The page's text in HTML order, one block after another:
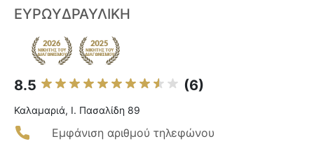
ΕΥΡΩΥΔΡΑΥΛΙΚΗ
8.5 (6)
Καλαμαριά, Ι. Πασαλίδη 89
Εμφάνιση αριθμού τηλεφώνου